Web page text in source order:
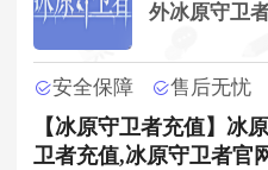
外冰原守卫
安全保障 售后无忧
【冰原守卫者充值】冰
卫者充值,冰原守卫者官